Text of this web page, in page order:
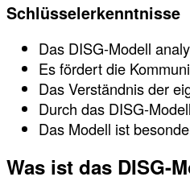
Schlüsselerkenntnisse
Das DISG-Modell
Es fördert die
Das Verständnis der
Durch das DISG-
Das Modell ist
Was ist das DISG-